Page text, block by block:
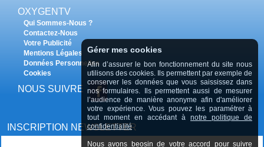
OXYGENTV
Qui Sommes-Nous ?
Contactez-Nous
Votre Publicité
Mentions Légales
Données Personnelles
Cookies
NOUS SUIVRE
INSCRIPTION NEWSLETTER
Gérer mes cookies
Afin d’assurer le bon fonctionnement du site nous
utilisons des cookies. Ils permettent par exemple de
conserver les données que vous saississez dans
nos formulaires. Ils permettent aussi de mesurer
l’audience de manière anonyme afin d'améliorer
votre expérience. Vous pouvez les paramétrer à
tout moment en accédant à notre politique de
confidentialité
Nous avons beosin de votre accord pour suivre